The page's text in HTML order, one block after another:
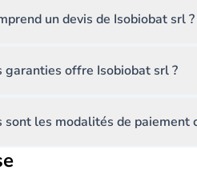
un devis de Isobiobat srl ?
garanties offre Isobiobat srl ?
sont les modalités de paiement